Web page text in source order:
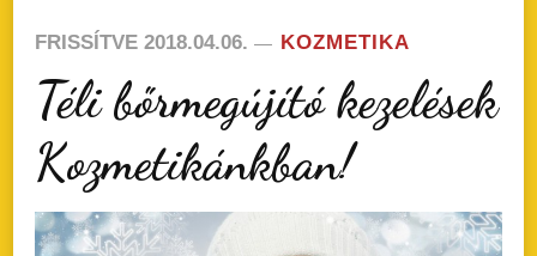
FRISSÍTVE 2018.04.06. KOZMETIKA
Téli bőrmegújító kezelések
Kozmetikánkban!